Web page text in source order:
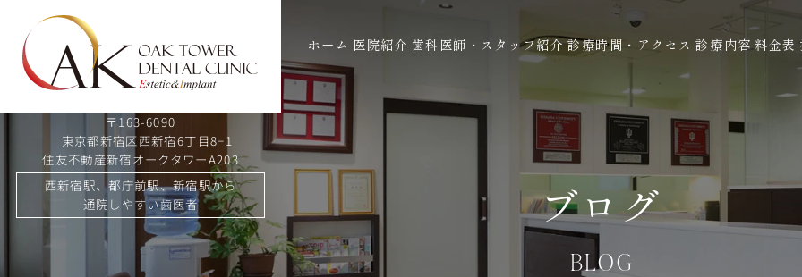
〒163-6090
東京都新宿区西新宿6丁目8−1
住友不動産新宿オークタワーA203
西新宿駅、都庁前駅、新宿駅から
通院しやすい歯医者
ホーム 医院紹介 歯科医師・スタッフ紹介 診療時間・アクセス 診療内容 料金表
ブログ
BLOG